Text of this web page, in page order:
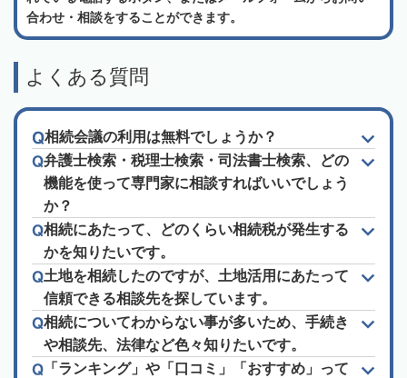
合わせ・相談をすることができます。
よくある質問
相続会議の利用は無料でしょうか？
弁護士検索・税理士検索・司法書士検索、どの
機能を使って専門家に相談すればいいでしょう
か？
相続にあたって、どのくらい相続税が発生する
かを知りたいです。
土地を相続したのですが、土地活用にあたって
信頼できる相談先を探しています。
相続についてわからない事が多いため、手続き
や相談先、法律など色々知りたいです。
「ランキング」や「口コミ」「おすすめ」って